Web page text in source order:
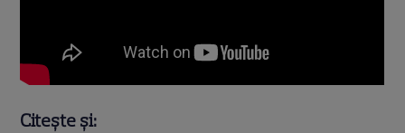
Citește și: